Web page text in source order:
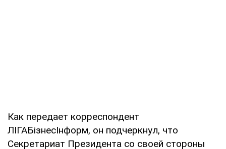
Как передает корреспондент
ЛІГАБізнесІнформ, он подчеркнул, что
Секретариат Президента со своей стороны